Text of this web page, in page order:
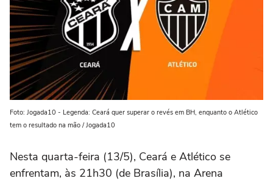
Foto: Jogada10 - Legenda: Ceará quer superar o revés em BH, enquanto o Atlético
tem o resultado na mão / Jogada10
Nesta quarta-feira (13/5), Ceará e Atlético se
enfrentam, às 21h30 (de Brasília), na Arena